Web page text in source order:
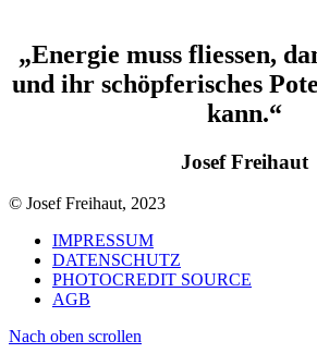
„Energie muss fliessen,
und ihr schöpferisches
kann.“
Josef Freihaut
© Josef Freihaut, 2023
IMPRESSUM
DATENSCHUTZ
PHOTOCREDIT SOURCE
AGB
Nach oben scrollen